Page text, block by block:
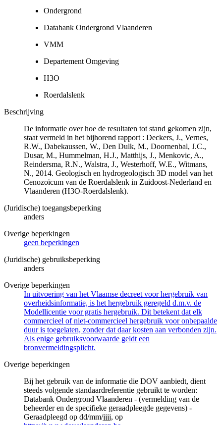
Ondergrond
Databank Ondergrond Vlaanderen
VMM
Departement Omgeving
H3O
Roerdalslenk
Beschrijving
De informatie over hoe de resultaten tot stand gekomen zijn,
staat vermeld in het bijhorend rapport : Deckers, J., Vernes,
R.W., Dabekaussen, W., Den Dulk, M., Doornenbal, J.C.,
Dusar, M., Hummelman, H.J., Matthijs, J., Menkovic, A.,
Reindersma, R.N., Walstra, J., Westerhoff, W.E., Witmans,
N., 2014. Geologisch en hydrogeologisch 3D model van het
Cenozoïcum van de Roerdalslenk in Zuidoost-Nederland en
Vlaanderen (H3O-Roerdalslenk).
(Juridische) toegangsbeperking
anders
Overige beperkingen
geen beperkingen
(Juridische) gebruiksbeperking
anders
Overige beperkingen
In uitvoering van het Vlaamse decreet voor hergebruik van
overheidsinformatie, is het hergebruik geregeld d.m.v. de
Modellicentie voor gratis hergebruik. Dit betekent dat elk
commercieel of niet-commercieel hergebruik voor onbepaalde
duur is toegelaten, zonder dat daar kosten aan verbonden zijn.
Als enige gebruiksvoorwaarde geldt een
bronvermeldingsplicht.
Overige beperkingen
Bij het gebruik van de informatie die DOV aanbiedt, dient
steeds volgende standaardreferentie gebruikt te worden:
Databank Ondergrond Vlaanderen - (vermelding van de
beheerder en de specifieke geraadpleegde gegevens) -
Geraadpleegd op dd/mm/jjjj, op